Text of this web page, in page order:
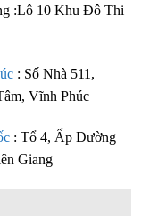
:Lô 10 Khu Đô Thi
: Số Nhà 511,
Vĩnh Phúc
: Tổ 4, Ấp Đường
Giang